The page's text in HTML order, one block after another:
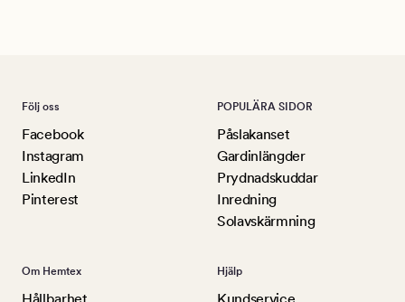
Följ oss
Facebook
Instagram
LinkedIn
Pinterest
POPULÄRA SIDOR
Påslakanset
Gardinlängder
Prydnadskuddar
Inredning
Solavskärmning
Om Hemtex Hjälp